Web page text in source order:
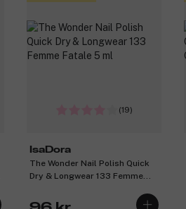
(19)
IsaDora
The Wonder Nail Polish Quick
Dry & Longwear 133 Femme